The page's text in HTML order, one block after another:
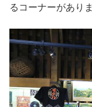
るコーナーがありま